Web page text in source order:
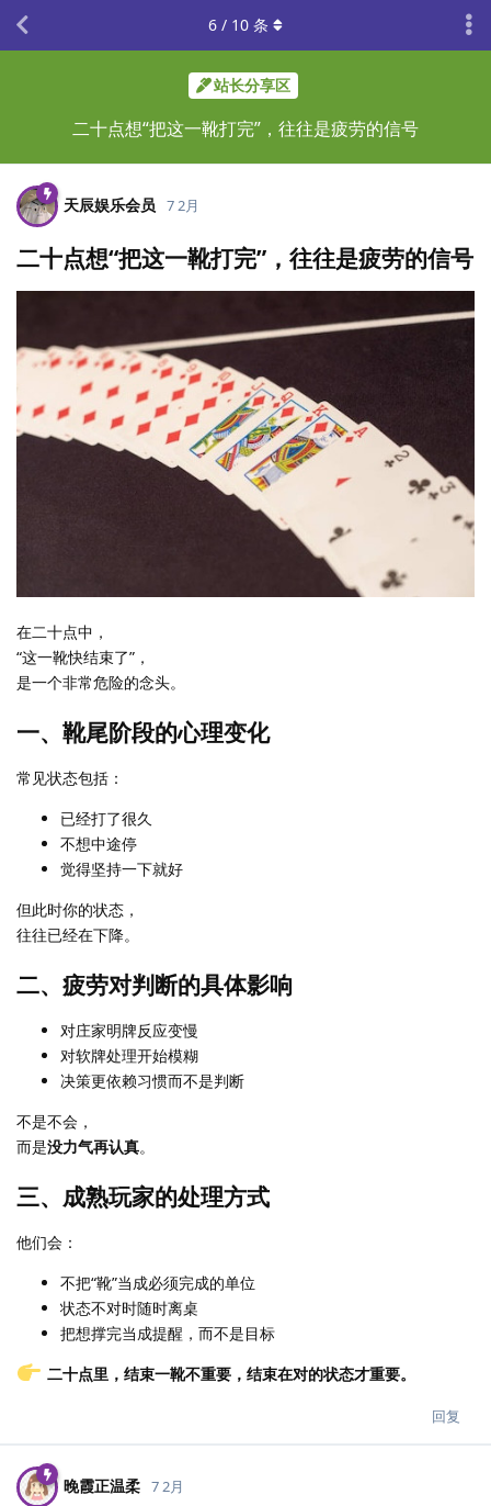
站长分享区
二十点想“把这一靴打完”，往往是疲劳的信号
6 / 10 条
天辰娱乐会员 7 2月
二十点想“把这一靴打完”，往往是疲劳的信号
在二十点中，
“这一靴快结束了”，
是一个非常危险的念头。
一、靴尾阶段的心理变化
常见状态包括：
已经打了很久
不想中途停
觉得坚持一下就好
但此时你的状态，
往往已经在下降。
二、疲劳对判断的具体影响
对庄家明牌反应变慢
对软牌处理开始模糊
决策更依赖习惯而不是判断
不是不会，
而是没力气再认真。
三、成熟玩家的处理方式
他们会：
不把“靴”当成必须完成的单位
状态不对时随时离桌
把想撑完当成提醒，而不是目标
二十点里，结束一靴不重要，结束在对的状态才重要。
回复
晚霞正温柔 7 2月